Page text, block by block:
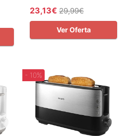
23,13€ 29,99€
Ver Oferta
- 10%